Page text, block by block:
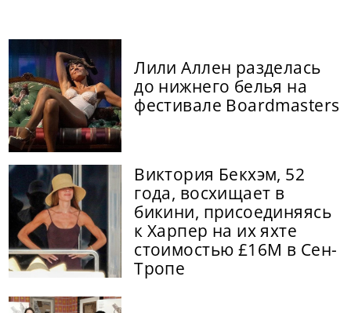
Лили Аллен разделась
до нижнего белья на
фестивале Boardmasters
Виктория Бекхэм, 52
года, восхищает в
бикини, присоединяясь
к Харпер на их яхте
стоимостью £16M в Сен-
Тропе